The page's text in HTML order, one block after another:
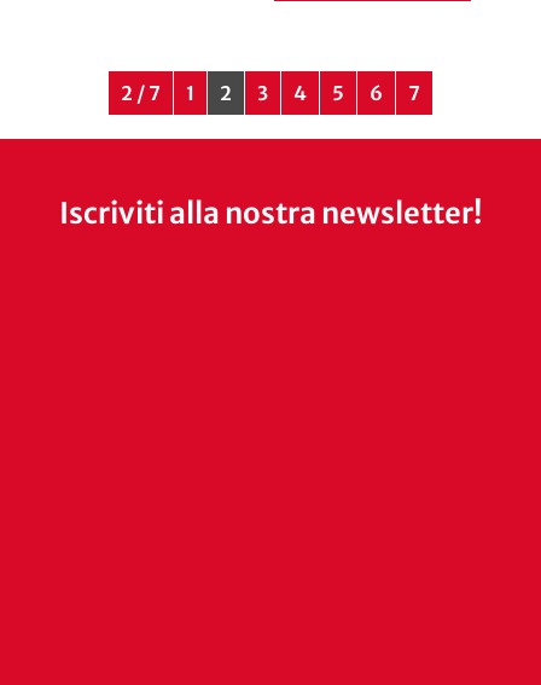
2 / 7 1 2 3 4 5 6 7
Iscriviti alla nostra newsletter!